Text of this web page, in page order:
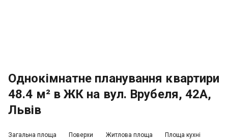
Однокімнатне планування квартири
48.4 м² в ЖК на вул. Врубеля, 42А,
Львів
Загальна площа Поверхи Житлова площа Площа кухні